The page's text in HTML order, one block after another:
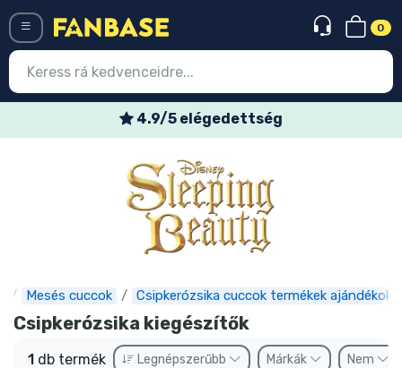
0
4.9/5 elégedettség
Mesés cuccok Csipkerózsika cuccok termékek ajándékok
Csipkerózsika kiegészítők
1 db termék Legnépszerűbb Márkák Nem
Belépés
Legújabb cuccok
Akciós ajánlatok
Express szállítás
Előrendelhető cuccok